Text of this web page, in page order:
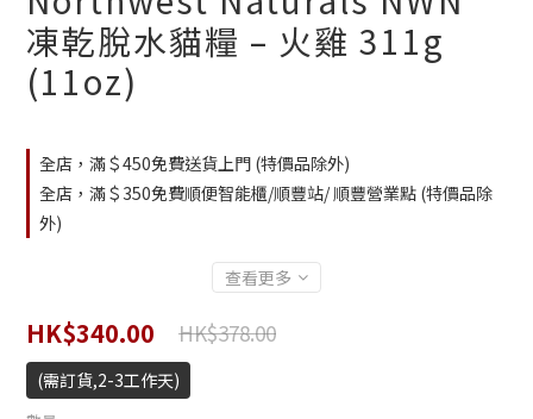
凍乾脫水貓糧 – 火雞 311g
(11oz)
全店，滿＄450免費送貨上門 (特價品除外)
全店，滿＄350免費順便智能櫃/順豐站/ 順豐營業點 (特價品除
外)
查看更多
HK$340.00 HK$378.00
(需訂貨,2-3工作天)